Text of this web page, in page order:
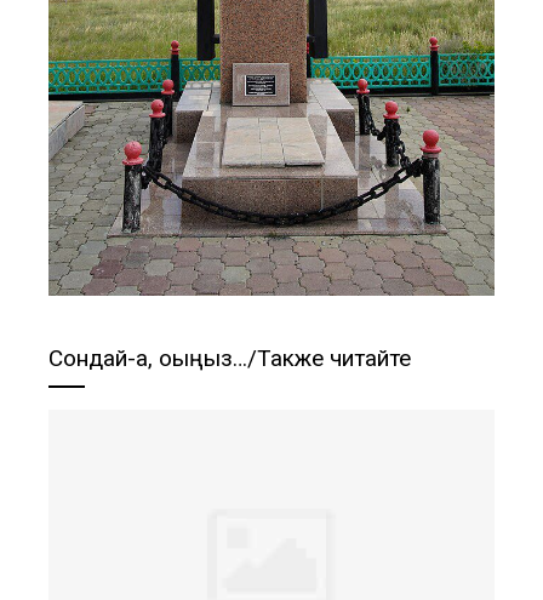
Сондай-ақ, оқыңыз…/Также читайте